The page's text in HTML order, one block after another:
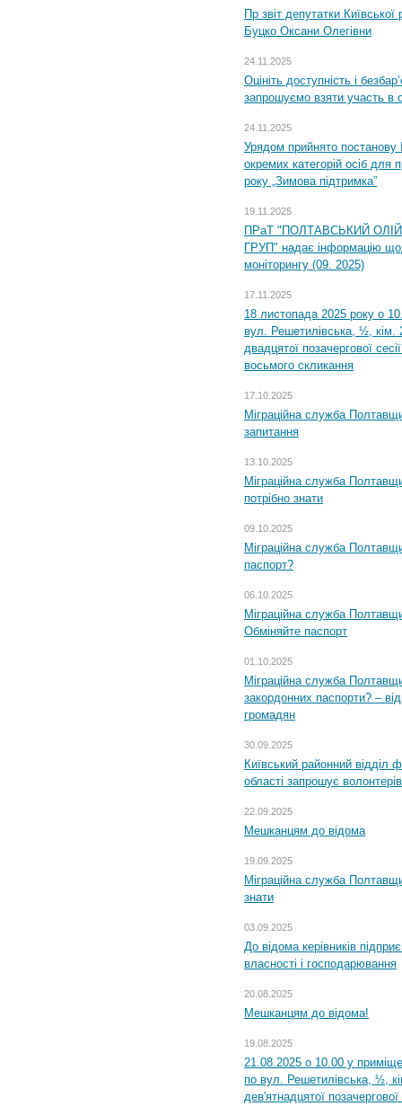
Пр звіт депутатки
Буцко Оксани Олегівни
24.11.2025
Оцініть доступність і
запрошуємо взяти участь в
24.11.2025
Урядом прийнято постанову
окремих категорій осіб для
року „Зимова підтримка”
19.11.2025
ПРаТ "ПОЛТАВСЬКИЙ
ГРУП" надає інформацію
моніторингу (09. 2025)
17.11.2025
18 листопада 2025 року о
вул. Решетилівська, ½, кім.
двадцятої позачергової
восьмого скликання
17.10.2025
Міграційна служба
запитання
13.10.2025
Міграційна служба
потрібно знати
09.10.2025
Міграційна служба
паспорт?
06.10.2025
Міграційна служба
Обміняйте паспорт
01.10.2025
Міграційна служба
закордонних паспорти? –
громадян
30.09.2025
Київський районний відділ
області запрошує
22.09.2025
Мешканцям до відома
19.09.2025
Міграційна служба
знати
03.09.2025
До відома керівників
власності і господарювання
20.08.2025
Мешканцям до відома!
19.08.2025
21.08.2025 о 10.00 у
по вул. Решетилівська, ½,
дев'ятнадцятої